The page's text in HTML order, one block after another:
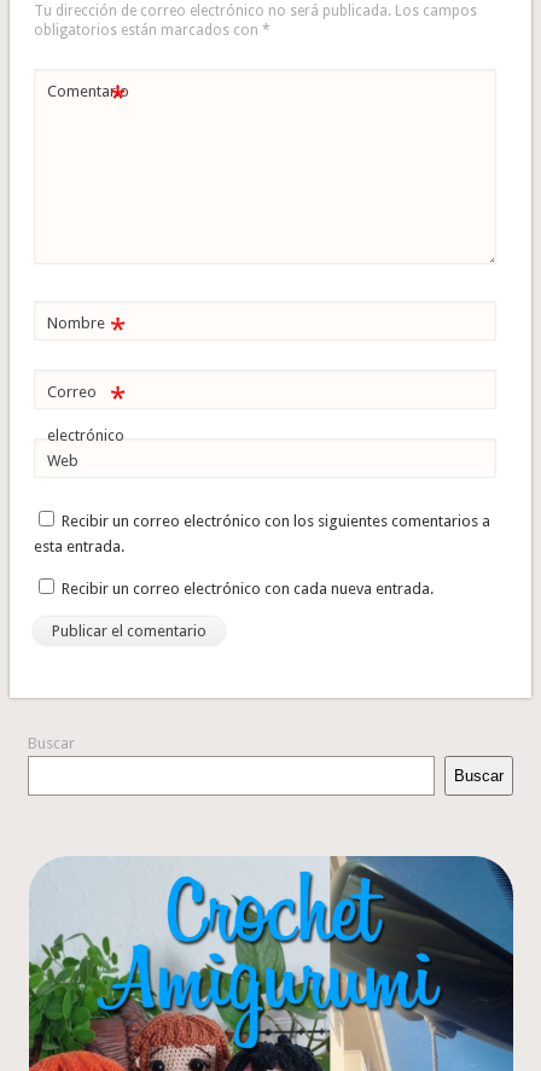
Tu dirección de correo electrónico no será publicada. Los campos
obligatorios están marcados con *
Comentario
*
Nombre *
Correo
electrónico
*
Web
Recibir un correo electrónico con los siguientes comentarios a
esta entrada.
Recibir un correo electrónico con cada nueva entrada.
Buscar
Buscar